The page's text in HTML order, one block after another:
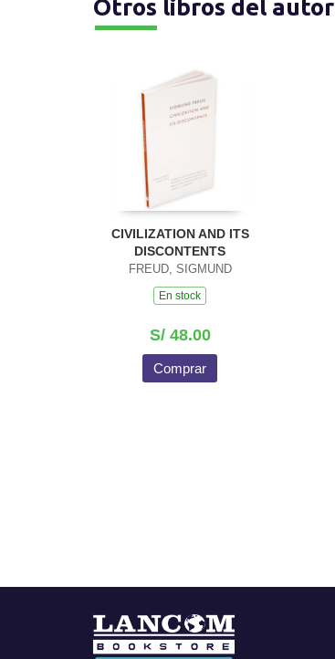
Otros libros del autor
CIVILIZATION AND ITS
DISCONTENTS
FREUD, SIGMUND
En stock
S/ 48.00
Comprar